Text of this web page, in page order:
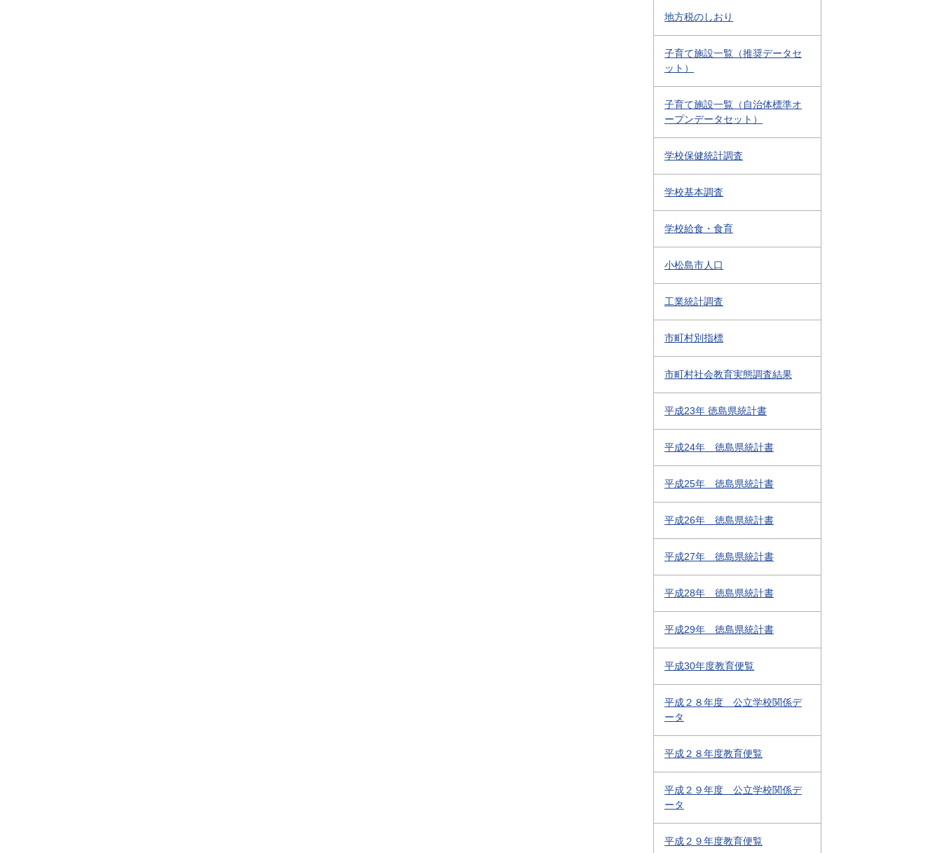
地方税のしおり
子育て施設一覧（推奨データセ
ット）
子育て施設一覧（自治体標準オ
ープンデータセット）
学校保健統計調査
学校基本調査
学校給食・食育
小松島市人口
工業統計調査
市町村別指標
市町村社会教育実態調査結果
平成23年 徳島県統計書
平成24年 徳島県統計書
平成25年 徳島県統計書
平成26年 徳島県統計書
平成27年 徳島県統計書
平成28年 徳島県統計書
平成29年 徳島県統計書
平成30年度教育便覧
平成２８年度 公立学校関係デ
ータ
平成２８年度教育便覧
平成２９年度 公立学校関係デ
ータ
平成２９年度教育便覧